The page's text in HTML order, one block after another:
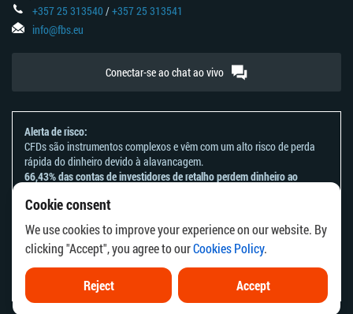
Cookie consent
We use cookies to improve your experience on our website. By
clicking "Accept", you agree to ourCookies Policy.
Reject Accept
+357 25 313540/+357 25 313541
info@fbs.eu
Conectar-se ao chat ao vivo
Alerta de risco:
CFDs são instrumentos complexos e vêm com um alto risco de perda
rápida do dinheiro devido à alavancagem.
66,43% das contas de investidores de retalho perdem dinheiro ao
Deve considerar se entende como funcionam os CFDs e se tem
condições de assumir o alto risco de perder o seu dinheiro.
Por favor, consulte a nossaDeclaração e Reconhecimento de Riscos .
As informações deste site não se destinam a residentes de países ou
jurisdições em que a distribuição ou utilização destas informações seja
contrária à respetiva lei local ou aos regulamentos locais.